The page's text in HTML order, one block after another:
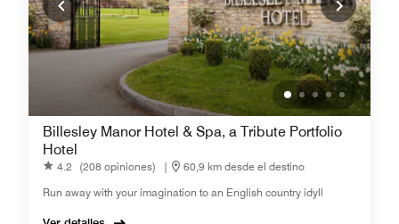
Billesley Manor Hotel & Spa, a Tribute Portfolio
Hotel
4.2 (208 opiniones) |
60,9 km desde el destino
Run away with your imagination to an English country idyll